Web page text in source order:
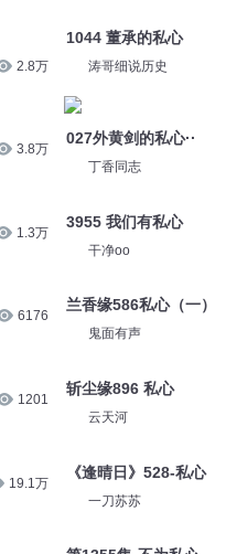
2.8万
3.8万
1.3万
6176
1201
19.1万
1044 董承的私心
涛哥细说历史
027外黄剑的私心··
丁香同志
3955 我们有私心
干净oo
兰香缘586私心（一）
鬼面有声
斩尘缘896 私心
云天河
《逢晴日》528-私心
一刀苏苏